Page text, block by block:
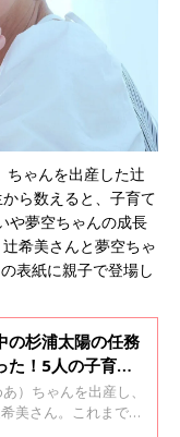
ちゃんを出産した辻
ら数えると、子育て
や夢空ちゃんの成長
希美さんと夢空ちゃ
表紙に親子で登場し
の杉浦太陽の任務
た！5人の子育て
）ちゃんを出産し、
美さん。これまでの